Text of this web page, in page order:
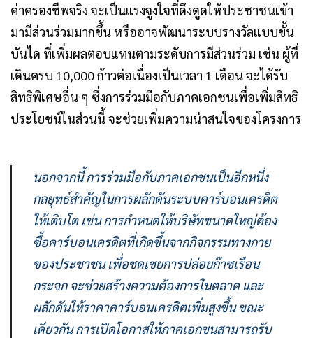
ค่าครองชีพจริง จะเป็นแรงจูงใจที่ดึงดูดให้ประชาชนเข้า
มามีส่วนร่วมมากขึ้น หรืออาจพัฒนาระบบรางวัลแบบขั้น
บันได ที่เพิ่มผลตอบแทนตามระดับการมีส่วนร่วม เช่น ผู้ที่
เดินครบ 10,000 ก้าวต่อเนื่องเป็นเวลา 1 เดือน จะได้รับ
สิทธิพิเศษอื่น ๆ ซึ่งการร่วมมือกับภาคเอกชนเพื่อเพิ่มสิทธิ
ประโยชน์ในส่วนนี้ จะช่วยเพิ่มความน่าสนใจของโครงการ
นอกจากนี้ การร่วมมือกับภาคเอกชนเป็นอีกหนึ่ง
กลยุทธ์สำคัญในการผลักดันระบบคาร์บอนเครดิต
ให้เติบโต เช่น การกำหนดให้บริษัทขนาดใหญ่ต้อง
ซื้อคาร์บอนเครดิตที่เกิดขึ้นจากกิจกรรมทางกาย
ของประชาชน เพื่อชดเชยการปล่อยก๊าซเรือน
กระจก จะช่วยสร้างความต้องการในตลาด และ
ผลักดันให้ราคาคาร์บอนเครดิตเพิ่มสูงขึ้น ขณะ
เดียวกัน การเปิดโอกาสให้ภาคเอกชนสามารถรับ